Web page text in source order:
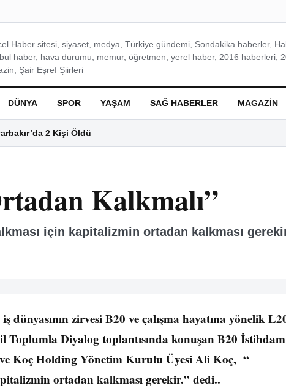
Haber sitesi, siyaset, medya, Türkiye gündemi, Sondakika haberler,
haber, hava durumu, memur, öğretmen, yerel haber, 2016 haberleri,
Şair Eşref Şiirleri
DÜNYA SPOR YAŞAM SAĞ HABERLER MAGAZIN
2 Kişi Öldü
Kalkmalı”
için kapitalizmin ortadan kalkması
zirvesi B20 ve çalışma hayatına yönelik
Toplumla Diyalog toplantısında konuşan B20 İstihdam
Koç Holding Yönetim Kurulu Üyesi Ali Koç, “
ortadan kalkması gerekir.” dedi..